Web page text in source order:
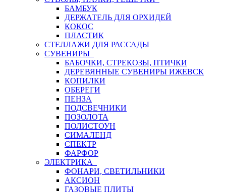
БАМБУК
ДЕРЖАТЕЛЬ ДЛЯ ОРХИДЕЙ
КОКОС
ПЛАСТИК
СТЕЛЛАЖИ ДЛЯ РАССАДЫ
СУВЕНИРЫ
БАБОЧКИ, СТРЕКОЗЫ, ПТИЧКИ
ДЕРЕВЯННЫЕ СУВЕНИРЫ ИЖЕВСК
КОПИЛКИ
ОБЕРЕГИ
ПЕНЗА
ПОДСВЕЧНИКИ
ПОЗОЛОТА
ПОЛИСТОУН
СИМАЛЕНД
СПЕКТР
ФАРФОР
ЭЛЕКТРИКА
ФОНАРИ, СВЕТИЛЬНИКИ
АКСИОН
ГАЗОВЫЕ ПЛИТЫ